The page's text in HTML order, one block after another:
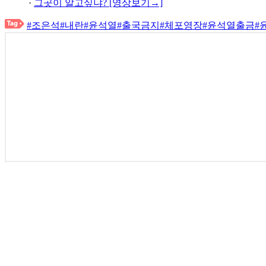
· 그곳이 알고싶냐? [영상보기→]
#조은석#내란#윤석열#출국금지 #체포영장#윤석열출금#